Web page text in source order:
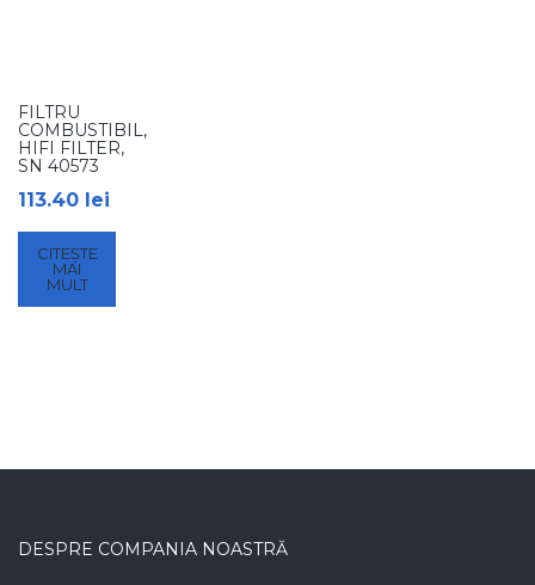
FILTRU
COMBUSTIBIL,
HIFI FILTER,
SN 40573
113.40 lei
CITEȘTE
MAI
MULT
DESPRE COMPANIA NOASTRĂ